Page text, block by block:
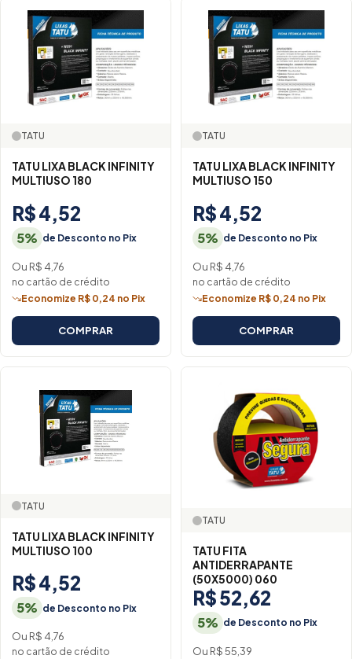
TATU
TATU LIXA BLACK INFINITY
MULTIUSO 180
R$ 4,52
5% de Desconto no Pix
Ou R$ 4,76
no cartão de crédito
Economize R$ 0,24 no Pix
COMPRAR
TATU
TATU LIXA BLACK INFINITY
MULTIUSO 150
R$ 4,52
5% de Desconto no Pix
Ou R$ 4,76
no cartão de crédito
Economize R$ 0,24 no Pix
COMPRAR
TATU
TATU LIXA BLACK INFINITY
MULTIUSO 100
R$ 4,52
5% de Desconto no Pix
Ou R$ 4,76
no cartão de crédito
TATU
TATU FITA
ANTIDERRAPANTE
(50X5000) 060
R$ 52,62
5% de Desconto no Pix
Ou R$ 55,39